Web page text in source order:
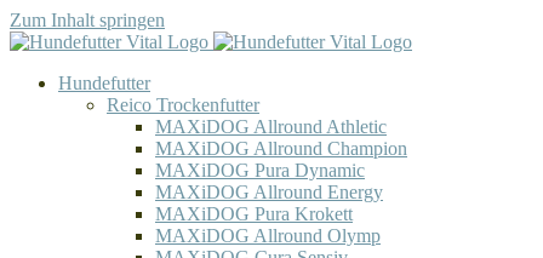
Zum Inhalt springen
Hundefutter
Reico Trockenfutter
MAXiDOG Allround Athletic
MAXiDOG Allround Champion
MAXiDOG Pura Dynamic
MAXiDOG Allround Energy
MAXiDOG Pura Krokett
MAXiDOG Allround Olymp